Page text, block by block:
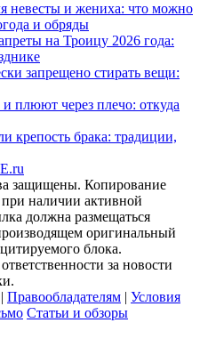
невесты и жениха: что можно
и обряды
на Троицу 2026 года:
запрещено стирать вещи:
и плюют через плечо: откуда
крепость брака: традиции,
защищены. Копирование
наличии активной
должна размещаться
оригинальный
блока.
за новости
| Правообладателям | Условия
Статьи и обзоры